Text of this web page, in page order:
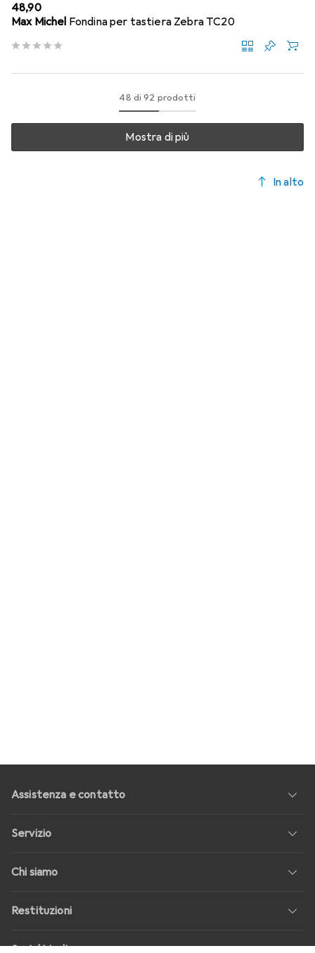
EUR
48,90
Max Michel Fondina per tastiera Zebra TC20
48 di 92 prodotti
Mostra di più
In alto
Assistenza e contatto
Servizio
Chi siamo
Restituzioni
Social Media